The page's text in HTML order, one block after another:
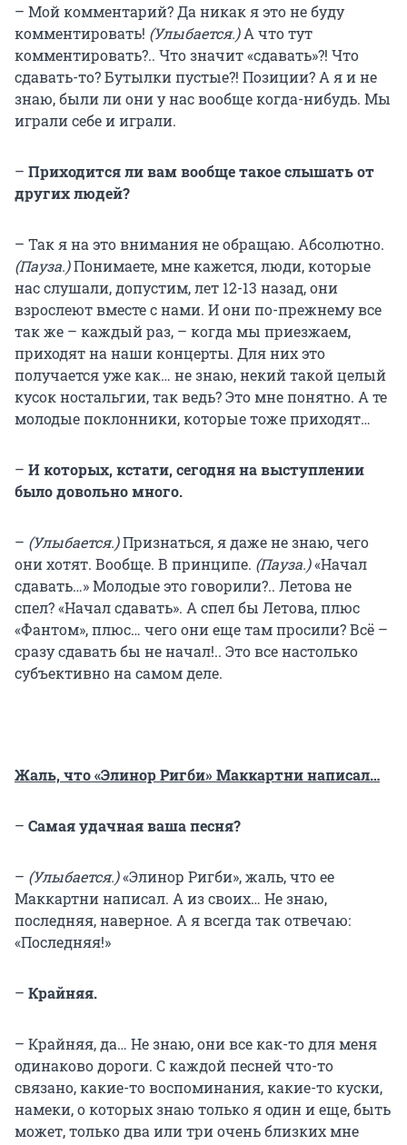
– Мой комментарий? Да никак я это не буду
комментировать! (Улыбается.)А что тут
комментировать?.. Что значит «сдавать»?! Что
сдавать-то? Бутылки пустые?! Позиции? А я и не
знаю, были ли они у нас вообще когда-нибудь. Мы
играли себе и играли.
– Приходится ли вам вообще такое слышать от
других людей?
– Так я на это внимания не обращаю. Абсолютно.
(Пауза.)Понимаете, мне кажется, люди, которые
нас слушали, допустим, лет 12-13 назад, они
взрослеют вместе с нами. И они по-прежнему все
так же – каждый раз, – когда мы приезжаем,
приходят на наши концерты. Для них это
получается уже как… не знаю, некий такой целый
кусок ностальгии, так ведь? Это мне понятно. А те
молодые поклонники, которые тоже приходят…
– И которых, кстати, сегодня на выступлении
было довольно много.
– (Улыбается.)Признаться, я даже не знаю, чего
они хотят. Вообще. В принципе. (Пауза.)«Начал
сдавать…» Молодые это говорили?.. Летова не
спел? «Начал сдавать». А спел бы Летова, плюс
«Фантом», плюс… чего они еще там просили? Всё –
сразу сдавать бы не начал!.. Это все настолько
субъективно на самом деле.
Жаль, что «Элинор Ригби» Маккартни написал…
– Самая удачная ваша песня?
– (Улыбается.)«Элинор Ригби», жаль, что ее
Маккартни написал. А из своих… Не знаю,
последняя, наверное. А я всегда так отвечаю:
«Последняя!»
– Крайняя.
– Крайняя, да… Не знаю, они все как-то для меня
одинаково дороги. С каждой песней что-то
связано, какие-то воспоминания, какие-то куски,
намеки, о которых знаю только я один и еще, быть
может, только два или три очень близких мне